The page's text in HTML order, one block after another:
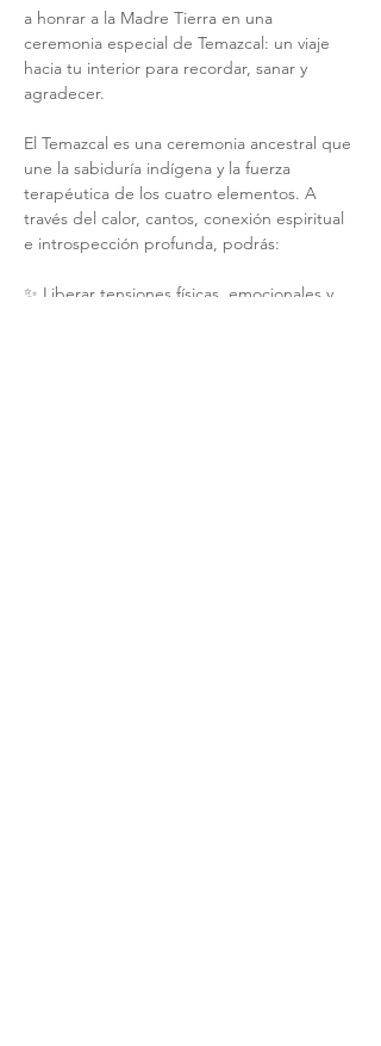
a honrar a la Madre Tierra en una
ceremonia especial de Temazcal: un viaje
hacia tu interior para recordar, sanar y
agradecer.
El Temazcal es una ceremonia ancestral que
une la sabiduría indígena y la fuerza
terapéutica de los cuatro elementos. A
través del calor, cantos, conexión espiritual
e introspección profunda, podrás:
✨ Liberar tensiones físicas, emocionales y